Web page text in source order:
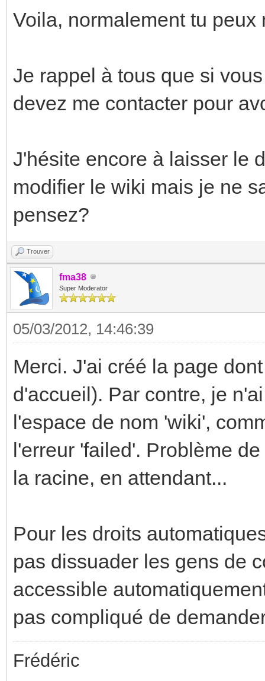
Voila, normalement tu peux
Je rappel à tous que si
devez me contacter pour
J'hésite encore à laisser le
modifier le wiki mais je ne
pensez?
Trouver
fma38
Super Moderator
05/03/2012, 14:46:39
Merci. J'ai créé la page
d'accueil). Par contre, je
l'espace de nom 'wiki',
l'erreur 'failed'. Problème
la racine, en attendant...
Pour les droits
pas dissuader les gens de
accessible
pas compliqué de
Frédéric